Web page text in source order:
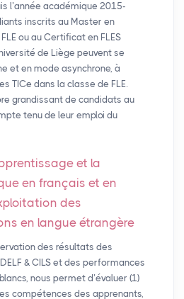
l’année académique 2015-
inscrits au Master en
ou au Certificat en FLES
de Liège peuvent se
et en mode asynchrone, à
TICe dans la classe de FLE.
grandissant de candidats au
tenu de leur emploi du
et la
en français et en
des
en langue étrangère
des résultats des
& CILS et des performances
nous permet d’évaluer (1)
compétences des apprenants,